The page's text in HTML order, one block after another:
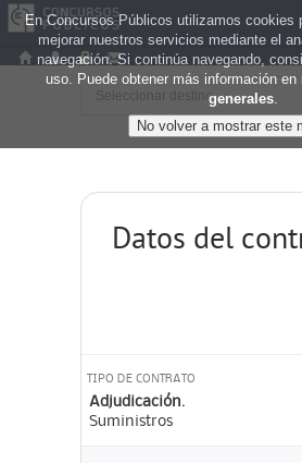
Datos del
TIPO DE CONTRATO
Adjudicación.
Suministros
En Concursos Públicos utilizamos cookies
mejorar nuestros servicios mediante el
navegación. Si continúa navegando,
uso. Puede obtener más información en
generales.